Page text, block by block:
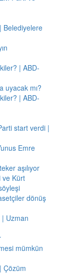
Belediyelere
| ABD-
uyacak mı?
| ABD-
start verdi |
Emre
aşılıyor
ve Kürt
dönüş
| Uzman
mümkün
Çözüm